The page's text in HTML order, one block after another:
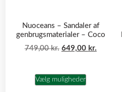
Nuoceans – Sandaler af
genbrugsmaterialer – Coco
749,00kr. 649,00 kr.
Vælg muligheder